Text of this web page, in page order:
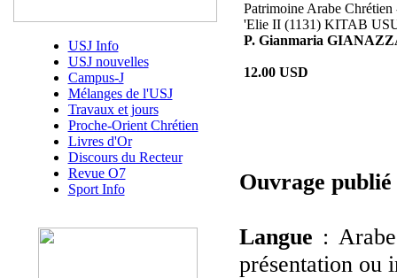
USJ Info
USJ nouvelles
Campus-J
Mélanges de l'USJ
Travaux et jours
Proche-Orient Chrétien
Livres d'Or
Discours du Recteur
Revue O7
Sport Info
Patrimoine Arabe
'Elie II (1131) KITAB
P. Gianmaria
12.00 USD
Ouvrage publié
Langue :
présentation ou